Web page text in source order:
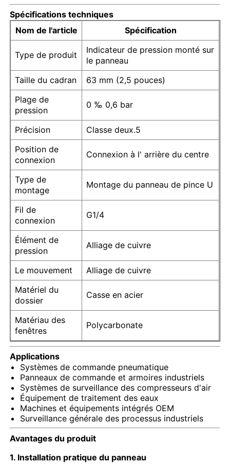
Aperçu
Produits
A propos de nous
Contrôle de la qualité
Contact
Demande de soumission
Précuteur en acier inoxydable
un manomètre antichoc
Manomètre de température et de pression
Spécifications techniques
Nom de l'article
Spécification
Type de produit
Indicateur de pression monté sur
le panneau
Taille du cadran
63 mm (2,5 pouces)
Plage de
pression
0 ‰ 0,6 bar
Précision
Classe deux.5
Position de
connexion
Connexion à l' arrière du centre
Type de
montage
Montage du panneau de pince U
Fil de
connexion
G1/4
Élément de
pression
Alliage de cuivre
Le mouvement
Alliage de cuivre
Matériel du
dossier
Casse en acier
Matériau des
fenêtres
Polycarbonate
Applications
Systèmes de commande pneumatique
Panneaux de commande et armoires industriels
Systèmes de surveillance des compresseurs d'air
Équipement de traitement des eaux
Machines et équipements intégrés OEM
Surveillance générale des processus industriels
Avantages du produit
1. Installation pratique du panneau